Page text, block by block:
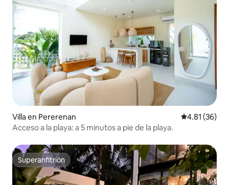
Villa en Pererenan Calificación
4.81 (36)
Acceso a la playa: a 5 minutos a pie de la playa.
Superanfitrión
Superanfitrión